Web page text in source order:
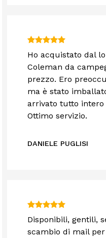
Ho acquistato dal
Coleman da
prezzo. Ero
ma è stato
arrivato tutto intero
Ottimo servizio.
DANIELE PUGLISI
Disponibili, gentili,
scambio di mail